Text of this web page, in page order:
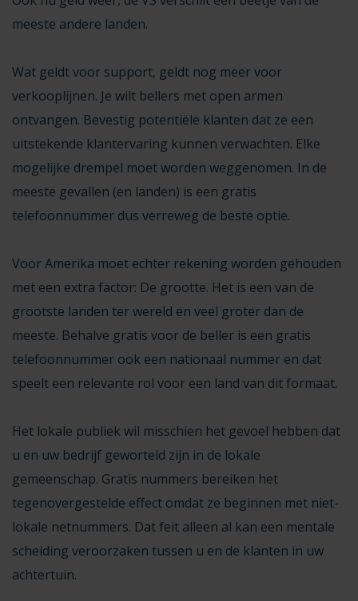
meeste andere landen.
Wat geldt voor support, geldt nog meer voor
verkooplijnen. Je wilt bellers met open armen
ontvangen. Bevestig potentiële klanten dat ze een
uitstekende klantervaring kunnen verwachten. Elke
mogelijke drempel moet worden weggenomen. In de
meeste gevallen (en landen) is een gratis
telefoonnummer dus verreweg de beste optie.
Voor Amerika moet echter rekening worden gehouden
met een extra factor: De grootte. Het is een van de
grootste landen ter wereld en veel groter dan de
meeste. Behalve gratis voor de beller is een gratis
telefoonnummer ook een nationaal nummer en dat
speelt een relevante rol voor een land van dit formaat.
Het lokale publiek wil misschien het gevoel hebben dat
u en uw bedrijf geworteld zijn in de lokale
gemeenschap. Gratis nummers bereiken het
tegenovergestelde effect omdat ze beginnen met niet-
lokale netnummers. Dat feit alleen al kan een mentale
scheiding veroorzaken tussen u en de klanten in uw
achtertuin.